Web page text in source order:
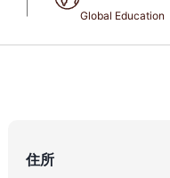
Global Education
住所